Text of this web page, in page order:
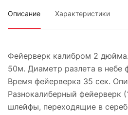
Описание Характеристики
Фейерверк калибром 2
50м. Диаметр разлета в небе
Время фейерверка 35 сек.
Разнокалиберный фейерверк
шлейфы, переходящие в